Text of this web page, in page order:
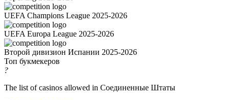
UEFA Champions League 2025-2026
UEFA Europa League 2025-2026
Второй дивизион Испании 2025-2026
Топ букмекеров
?
The list of casinos allowed in Соединенные Штаты